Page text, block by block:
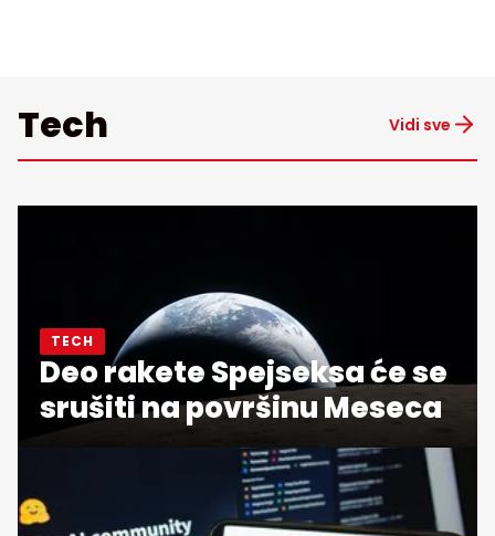
Tech Vidi sve
TECH
Deo rakete Spejseksa će se
srušiti na površinu Meseca